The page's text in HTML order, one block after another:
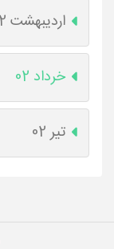
اردیبهشت 02
خرداد 02
تیر 02